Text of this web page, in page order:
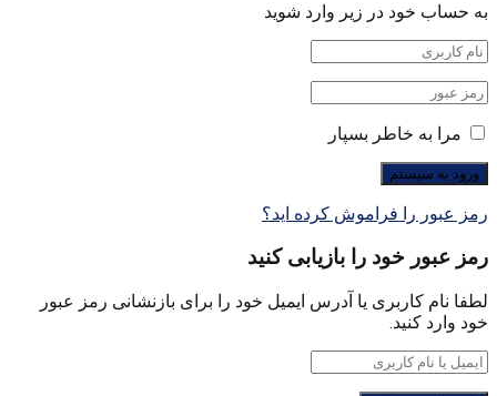
به حساب خود در زیر وارد شوید
مرا به خاطر بسپار
رمز عبور را فراموش کرده اید؟
رمز عبور خود را بازیابی کنید
لطفا نام کاربری یا آدرس ایمیل خود را برای بازنشانی رمز عبور
خود وارد کنید.